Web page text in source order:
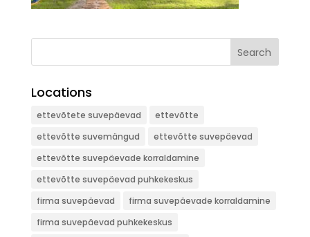
Search
Locations
ettevõtete suvepäevad
ettevõtte
ettevõtte suvemängud
ettevõtte suvepäevad
ettevõtte suvepäevade korraldamine
ettevõtte suvepäevad puhkekeskus
firma suvepäevad
firma suvepäevade korraldamine
firma suvepäevad puhkekeskus